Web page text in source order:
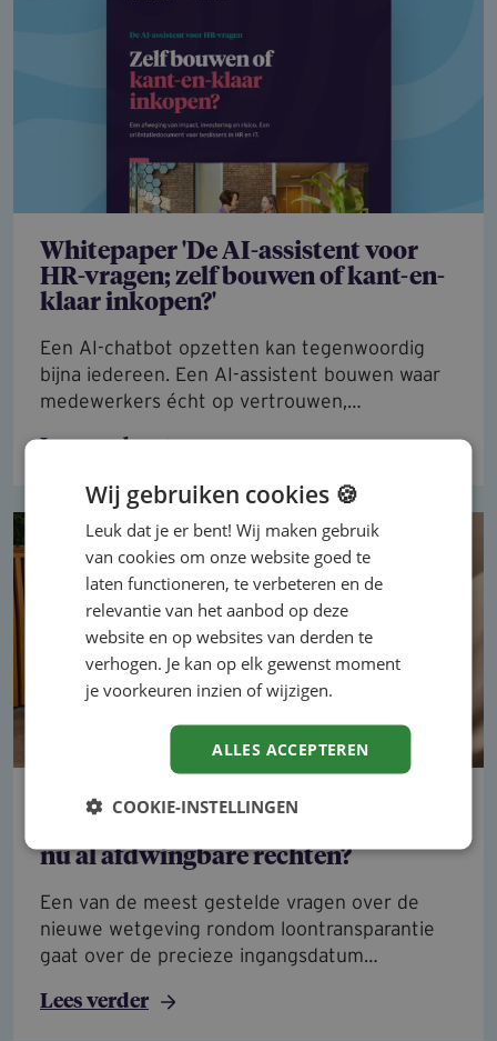
Whitepaper 'De AI-assistent voor
HR-vragen; zelf bouwen of kant-en-
klaar inkopen?'
Een AI-chatbot opzetten kan tegenwoordig
bijna iedereen. Een AI-assistent bouwen waar
medewerkers écht op vertrouwen,…
Lees verder
Update loontransparantie: hebben
nu al afdwingbare rechten?
Een van de meest gestelde vragen over de
nieuwe wetgeving rondom loontransparantie
gaat over de precieze ingangsdatum…
Lees verder
Wij gebruiken cookies 🍪
Leuk dat je er bent! Wij maken gebruik
van cookies om onze website goed te
laten functioneren, te verbeteren en de
relevantie van het aanbod op deze
website en op websites van derden te
verhogen. Je kan op elk gewenst moment
je voorkeuren inzien of wijzigen.
ALLES ACCEPTEREN
COOKIE-INSTELLINGEN